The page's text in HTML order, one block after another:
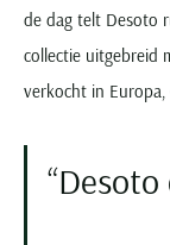
de dag telt Desoto
collectie uitgebreid
verkocht in Europa,